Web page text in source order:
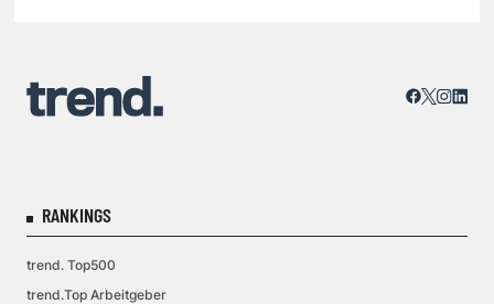
RANKINGS
trend. Top500
trend.Top Arbeitgeber